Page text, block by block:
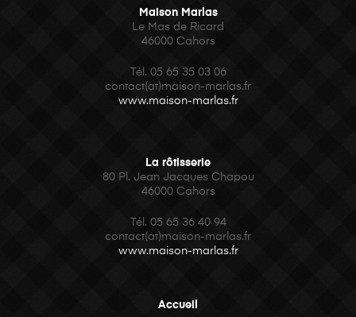
Maison Marlas
Le Mas de Ricard
46000 Cahors
Tél. 05 65 35 03 06
contact(at)maison-marlas.fr
www.maison-marlas.fr
La rôtisserie
80 Pl. Jean Jacques Chapou
46000 Cahors
Tél. 05 65 36 40 94
contact(at)maison-marlas.fr
www.maison-marlas.fr
Accueil